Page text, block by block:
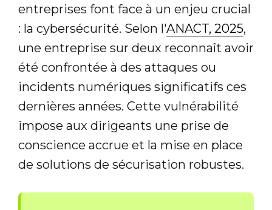
entreprises font face à un enjeu crucial
: la cybersécurité. Selon l'ANACT, 2025,
une entreprise sur deux reconnaît avoir
été confrontée à des attaques ou
incidents numériques significatifs ces
dernières années. Cette vulnérabilité
impose aux dirigeants une prise de
conscience accrue et la mise en place
de solutions de sécurisation robustes.